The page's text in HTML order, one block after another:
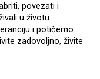
povezati i
u životu.
i potičemo
zadovoljno, živite